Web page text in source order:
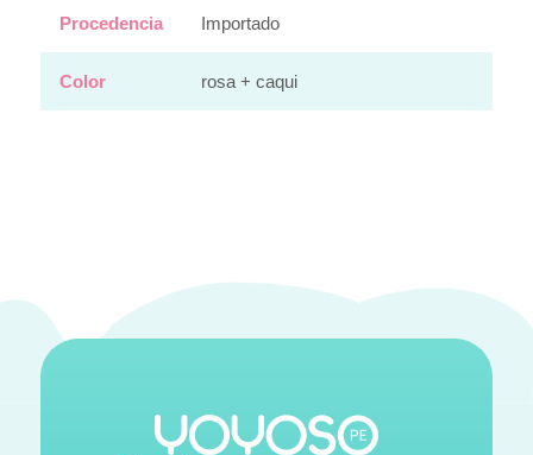
Procedencia Importado
Color rosa + caqui